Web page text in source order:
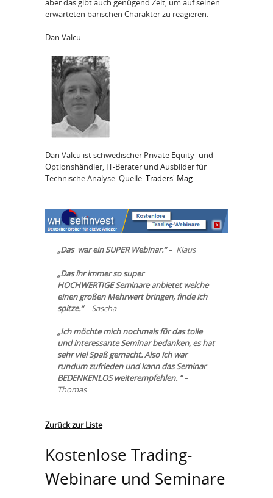
aber das gibt auch genügend Zeit, um auf seinen
erwarteten bärischen Charakter zu reagieren.
Dan Valcu
Dan Valcu ist schwedischer Private Equity- und
Optionshändler, IT-Berater und Ausbilder für
Technische Analyse. Quelle:Traders' Mag.
„Das war ein SUPER Webinar.“– Klaus
„Das ihr immer so super
HOCHWERTIGE Seminare anbietet welche
einen großen Mehrwert bringen, finde ich
spitze.“– Sascha
„Ich möchte mich nochmals für das tolle
und interessante Seminar bedanken, es hat
sehr viel Spaß gemacht. Also ich war
rundum zufrieden und kann das Seminar
BEDENKENLOS weiterempfehlen. “–
Thomas
Zurück zur Liste
Kostenlose Trading-
Webinare und Seminare